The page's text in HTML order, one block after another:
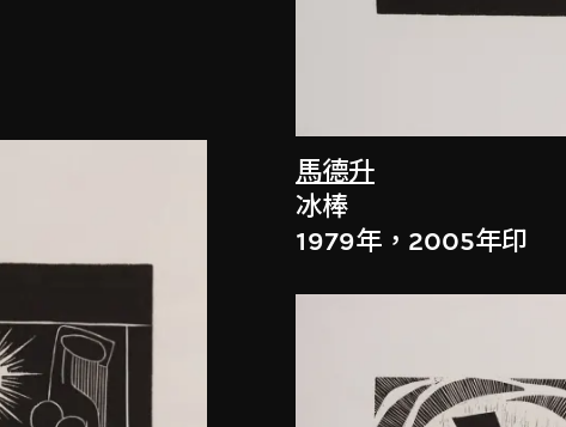
馬德升
冰棒
1979年，2005年印